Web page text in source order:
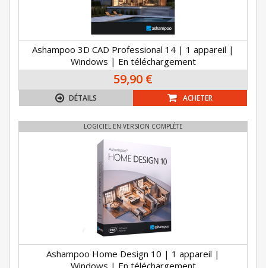
Ashampoo 3D CAD Professional 14 | 1 appareil |
Windows | En téléchargement
59,90 €
DÉTAILS ACHETER
LOGICIEL EN VERSION COMPLÈTE
Ashampoo Home Design 10 | 1 appareil |
Windows | En téléchargement